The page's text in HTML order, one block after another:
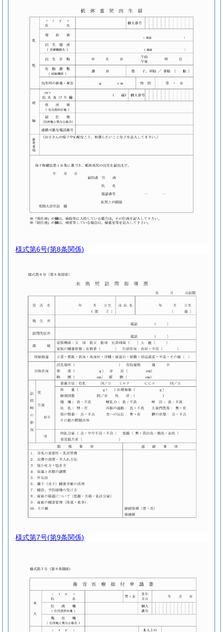
様式第6号(第8条関係)
様式第7号(第9条関係)